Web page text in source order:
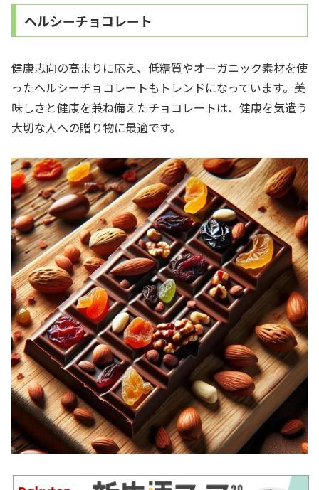
ヘルシーチョコレート
健康志向の高まりに応え、低糖質やオーガニック素材を使
ったヘルシーチョコレートもトレンドになっています。美
味しさと健康を兼ね備えたチョコレートは、健康を気遣う
大切な人への贈り物に最適です。